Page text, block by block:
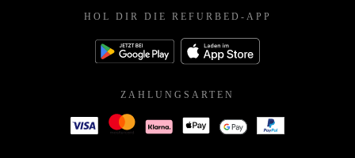
HOL DIR DIE REFURBED-APP
ZAHLUNGSARTEN